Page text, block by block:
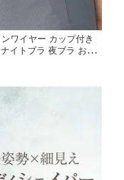
ワイヤー カップ付き
イトブラ 夜ブラ おや
ックス ルームウェア